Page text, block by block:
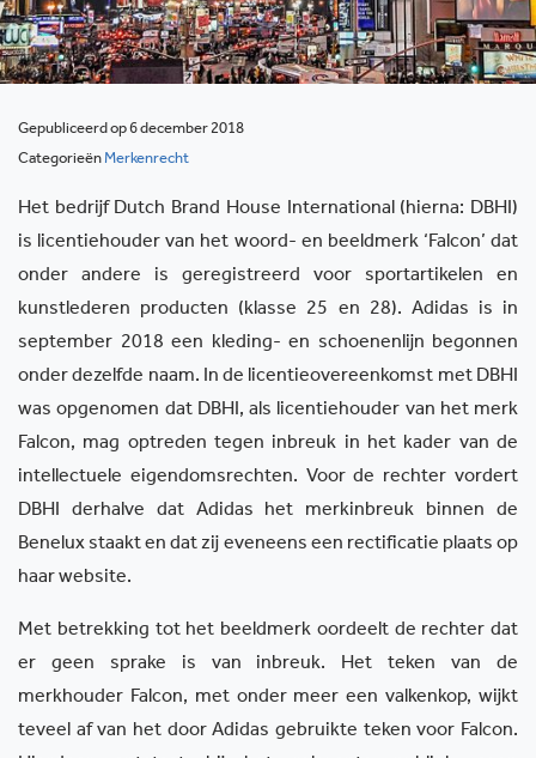
Gepubliceerd op 6 december 2018
Categorieën Merkenrecht
Het bedrijf Dutch Brand House International (hierna: DBHI)
is licentiehouder van het woord- en beeldmerk ‘Falcon’ dat
onder andere is geregistreerd voor sportartikelen en
kunstlederen producten (klasse 25 en 28). Adidas is in
september 2018 een kleding- en schoenenlijn begonnen
onder dezelfde naam. In de licentieovereenkomst met DBHI
was opgenomen dat DBHI, als licentiehouder van het merk
Falcon, mag optreden tegen inbreuk in het kader van de
intellectuele eigendomsrechten. Voor de rechter vordert
DBHI derhalve dat Adidas het merkinbreuk binnen de
Benelux staakt en dat zij eveneens een rectificatie plaats op
haar website.
Met betrekking tot het beeldmerk oordeelt de rechter dat
er geen sprake is van inbreuk. Het teken van de
merkhouder Falcon, met onder meer een valkenkop, wijkt
teveel af van het door Adidas gebruikte teken voor Falcon.